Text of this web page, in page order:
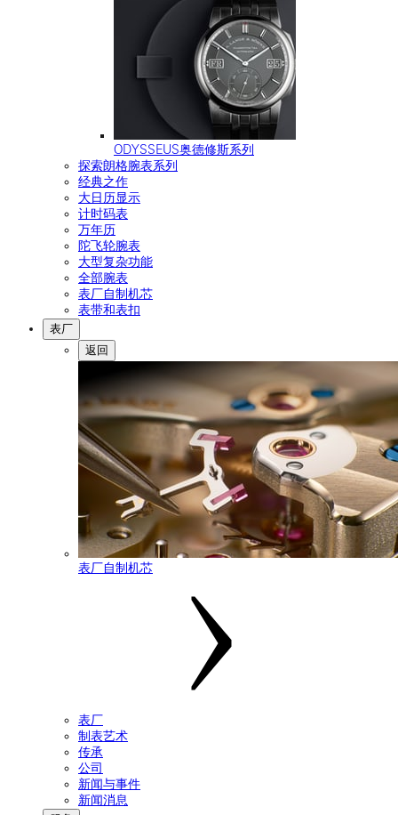
ODYSSEUS奥德修斯系列
探索朗格腕表系列
经典之作
大日历显示
计时码表
万年历
陀飞轮腕表
大型复杂功能
全部腕表
表厂自制机芯
表带和表扣
表厂
返回
表厂自制机芯
表厂
制表艺术
传承
公司
新闻与事件
新闻消息